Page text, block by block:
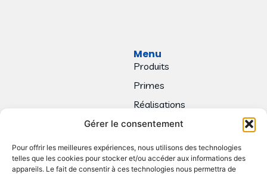
Gérer le consentement
Pour offrir les meilleures expériences, nous utilisons des technologies
telles que les cookies pour stocker et/ou accéder aux informations des
appareils. Le fait de consentir à ces technologies nous permettra de
Menu
Produits
Primes
Réalisations
Contact